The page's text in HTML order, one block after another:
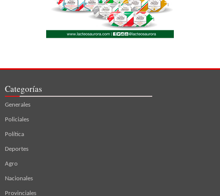
Categorías
Generales
Policiales
Política
Deportes
Agro
Nacionales
Provinciales